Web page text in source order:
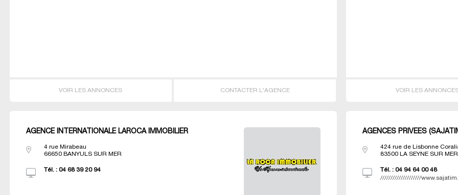
VOIR LES ANNONCES CONTACTER L'AGENCE VOIR LES
AGENCE INTERNATIONALE LAROCA IMMOBILIER
4 rue Mirabeau
66650 BANYULS SUR MER
Tél. : 04 68 39 20 94
AGENCES PRIVEES
424 rue de Lisbonne
83500
LA SEYNE SUR MER
Tél. :04 94 64 00 48
////////////////////